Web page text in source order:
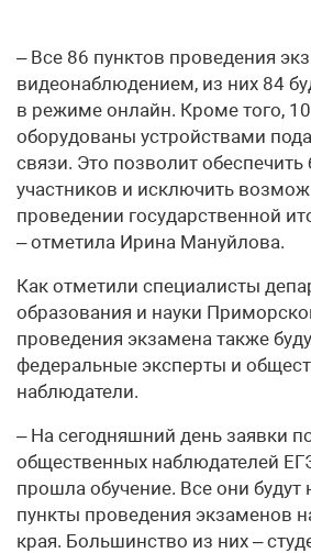
– Все 86 пунктов проведения
видеонаблюдением, из них 84
в режиме онлайн. Кроме того,
оборудованы устройствами
связи. Это позволит обеспечить
участников и исключить
проведении государственной
– отметила Ирина Мануйлова.
Как отметили специалисты
образования и науки
проведения экзамена также
федеральные эксперты и
наблюдатели.
– На сегодняшний день заявки
общественных наблюдателей
прошла обучение. Все они будут
пункты проведения экзаменов
края. Большинство из них –